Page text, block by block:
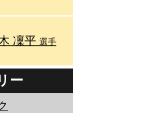
凜平 選手
ー